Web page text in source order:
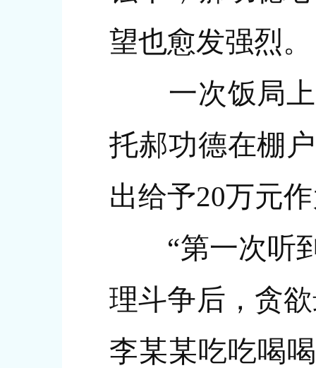
望也愈发强烈。
一次饭局上
托郝功德在棚
出给予20万元
“第一次听到
理斗争后，贪
李某某吃吃喝